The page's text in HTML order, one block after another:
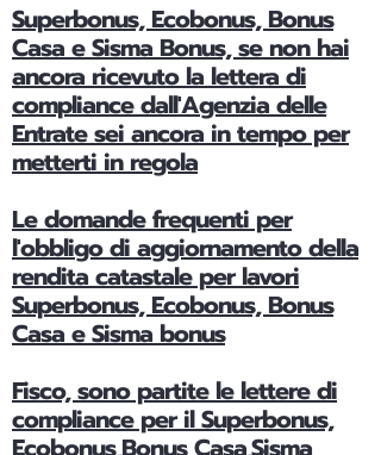
Superbonus, Ecobonus, Bonus
Casa e Sisma Bonus, se non hai
ancora ricevuto la lettera di
compliance dall'Agenzia delle
Entrate sei ancora in tempo per
metterti in regola
Le domande frequenti per
l'obbligo di aggiornamento della
rendita catastale per lavori
Superbonus, Ecobonus, Bonus
Casa e Sisma bonus
Fisco, sono partite le lettere di
compliance per il Superbonus,
Ecobonus,Bonus Casa,Sisma